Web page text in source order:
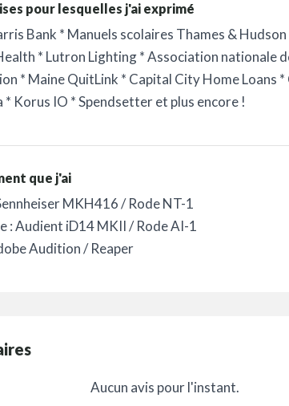
pour lesquelles j'ai exprimé
Bank * Manuels scolaires Thames &
* Lutron Lighting * Association nationale
* Maine QuitLink * Capital City Home Loans
Korus IO * Spendsetter et plus encore !
que j'ai
MKH416 / Rode NT-1
: Audient iD14 MKII / Rode AI-1
Audition / Reaper
Aucun avis pour l'instant.